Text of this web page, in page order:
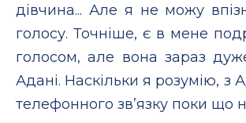
дівчина... Але я не можу
голосу. Точніше, є в мене
голосом, але вона зараз
Адані. Наскільки я розумію, з
телефонного зв’язку поки що